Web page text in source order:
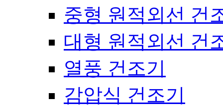
중형 원적외선 건
대형 원적외선 건
열풍 건조기
감압식 건조기